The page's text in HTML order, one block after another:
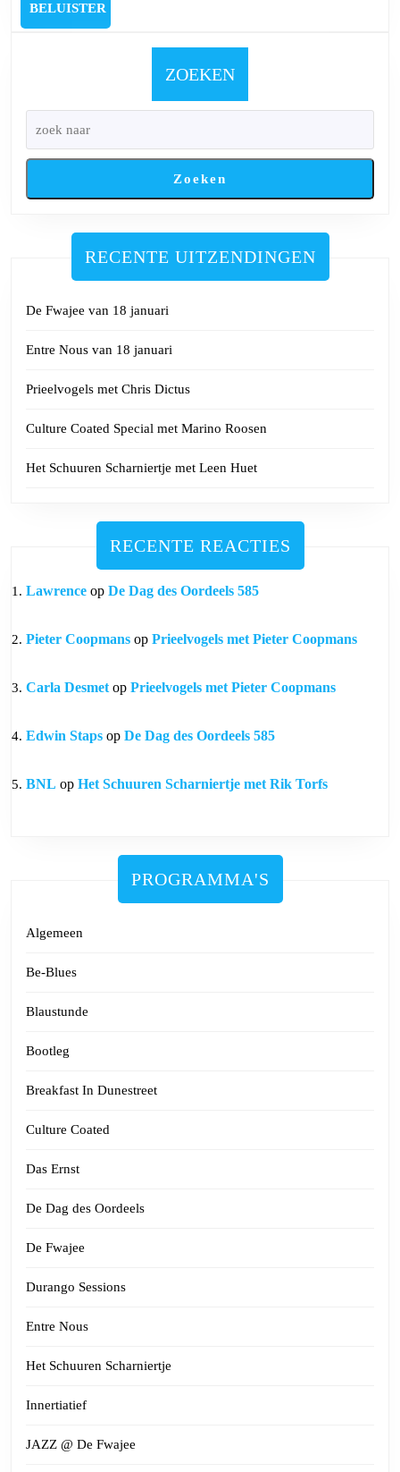
Loos
BELUISTER
ZOEKEN
Zoeken
RECENTE UITZENDINGEN
De Fwajee van 18 januari
Entre Nous van 18 januari
Prieelvogels met Chris Dictus
Culture Coated Special met Marino Roosen
Het Schuuren Scharniertje met Leen Huet
RECENTE REACTIES
Lawrence op De Dag des Oordeels 585
Pieter Coopmans op Prieelvogels met Pieter Coopmans
Carla Desmetop Prieelvogels met Pieter Coopmans
Edwin Staps op De Dag des Oordeels 585
BNL op Het Schuuren Scharniertje met Rik Torfs
PROGRAMMA'S
Algemeen
Be-Blues
Blaustunde
Bootleg
Breakfast In Dunestreet
Culture Coated
Das Ernst
De Dag des Oordeels
De Fwajee
Durango Sessions
Entre Nous
Het Schuuren Scharniertje
Innertiatief
JAZZ @ De Fwajee